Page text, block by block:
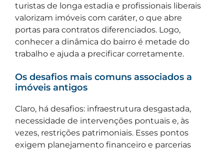
turistas de longa estadia e profissionais liberais
valorizam imóveis com caráter, o que abre
portas para contratos diferenciados. Logo,
conhecer a dinâmica do bairro é metade do
trabalho e ajuda a precificar corretamente.
Os desafios mais comuns associados a
imóveis antigos
Claro, há desafios: infraestrutura desgastada,
necessidade de intervenções pontuais e, às
vezes, restrições patrimoniais. Esses pontos
exigem planejamento financeiro e parcerias